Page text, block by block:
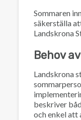
Sommaren
säkerställa
Landskrona
Behov
Landskrona
beskriver
och enkel att